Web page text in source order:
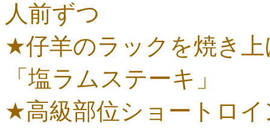
人前ずつ
★仔羊のラックを焼き
「塩ラムステーキ」
★高級部位ショートロ